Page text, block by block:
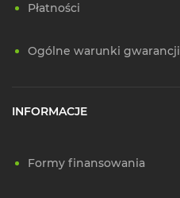
Płatności
Ogólne warunki gwarancji
INFORMACJE
Formy finansowania